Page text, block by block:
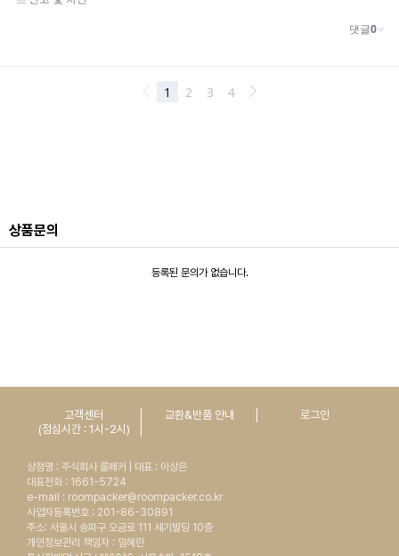
상품문의
등록된 문의가 없습니다.
고객센터
(점심시간 : 1시-2시)
교환&반품 안내 로그인
상점명 : 주식회사 룸페커 | 대표 : 이상은
대표전화 : 1661-5724
e-mail : roompacker@roompacker.co.kr
사업자등록번호 : 201-86-30891
주소: 서울시 송파구 오금로 111 세기빌딩 10층
개인정보관리 책임자 : 임혜란